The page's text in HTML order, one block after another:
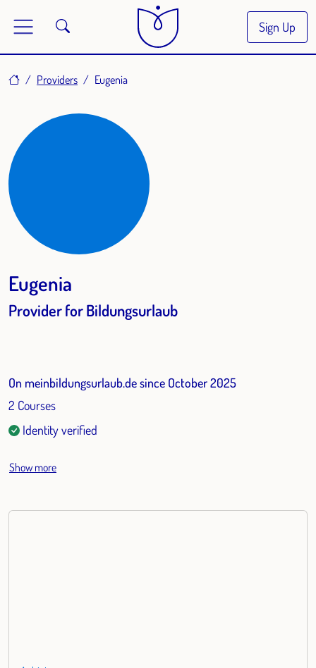
Sign Up
HomeProviders Eugenia
Eugenia
Provider for Bildungsurlaub
Show more
On meinbildungsurlaub.de since October 2025
2 Courses
Identity verified